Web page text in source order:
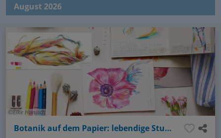
August 2026
Elke Hanisch
Botanik auf dem Papier: lebendige Studien mit Farbstiften